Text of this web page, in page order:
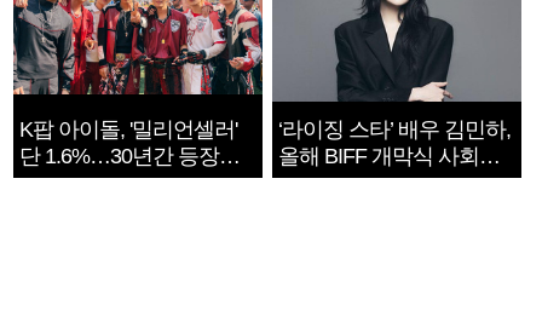
K팝 아이돌, '밀리언셀러'
단 1.6%…30년간 등장
1182개팀 전수조사
‘라이징 스타’ 배우 김민하,
올해 BIFF 개막식 사회자
확정